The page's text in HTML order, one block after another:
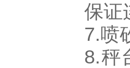
保证
7.喷
8.秤